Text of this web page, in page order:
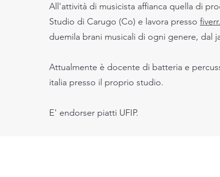
All'attività di musicista affianca quella di
Studio di Carugo (Co) e lavora presso
duemila brani musicali di ogni genere, dal
Attualmente è docente di batteria e
italia presso il proprio studio.
E' endorser piatti UFIP.